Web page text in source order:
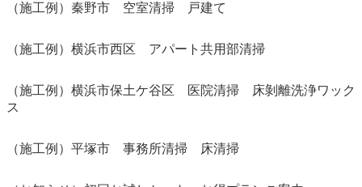
（施工例）秦野市 空室清掃 戸建て
（施工例）横浜市西区 アパート共用部清掃
（施工例）横浜市保土ケ谷区 医院清掃 床剝離洗浄ワック
ス
（施工例）平塚市 事務所清掃 床清掃